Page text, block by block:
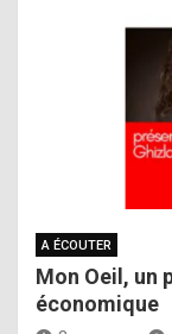
A ÉCOUTER
Mon Oeil, un
économique